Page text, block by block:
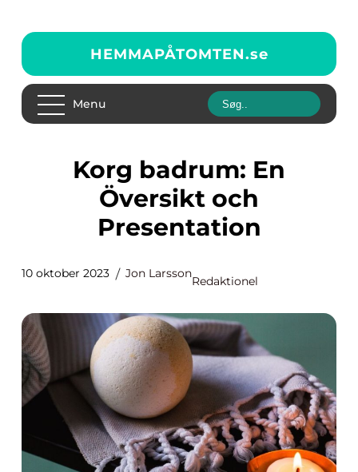
HEMMAPÅTOMTEN.se
Menu
Korg badrum: En
Översikt och
Presentation
10 oktober 2023 Jon Larsson
Redaktionel